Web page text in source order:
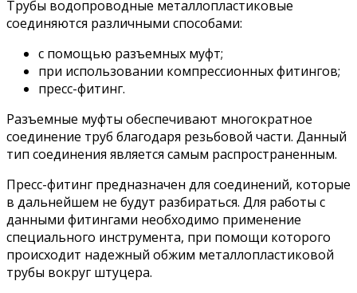
Трубы водопроводные металлопластиковые
соединяются различными способами:
с помощью разъемных муфт;
при использовании компрессионных фитингов;
пресс-фитинг.
Разъемные муфты обеспечивают многократное
соединение труб благодаря резьбовой части. Данный
тип соединения является самым распространенным.
Пресс-фитинг предназначен для соединений, которые
в дальнейшем не будут разбираться. Для работы с
данными фитингами необходимо применение
специального инструмента, при помощи которого
происходит надежный обжим металлопластиковой
трубы вокруг штуцера.